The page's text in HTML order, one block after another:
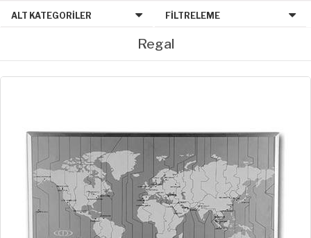
ALT KATEGORILER FILTRELEME
Regal